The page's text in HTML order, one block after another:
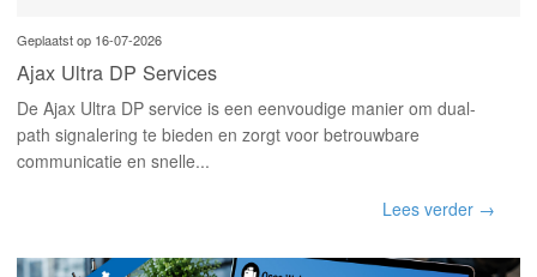
Geplaatst op 16-07-2026
Ajax Ultra DP Services
De Ajax Ultra DP service is een eenvoudige manier om dual-
path signalering te bieden en zorgt voor betrouwbare
communicatie en snelle...
Lees verder →